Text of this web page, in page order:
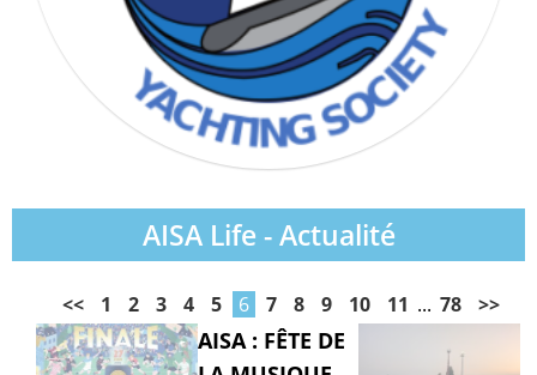
AISA Life - Actualité
<< 1 2 3 4 5 6 7 8 9 10 11 ... 78 >>
AISA : FÊTE DE